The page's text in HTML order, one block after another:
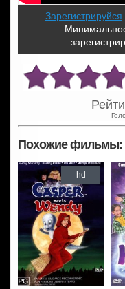
Зарегистрируйся
Похожие фильмы:
hd